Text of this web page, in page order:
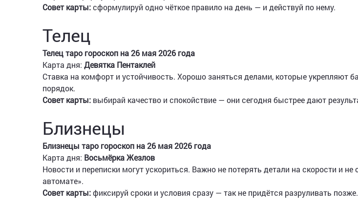
Совет карты:сформулируй одно чёткое правило на день — и действуй по нему.
Телец
Телец таро гороскоп на 26 мая 2026 года
Карта дня: Девятка Пентаклей
Ставка на комфорт и устойчивость. Хорошо заняться делами, которые укрепляют
порядок.
Совет карты: выбирай качество и спокойствие — они сегодня быстрее дают
Близнецы
Близнецы таро гороскоп на 26 мая 2026 года
Карта дня: Восьмёрка Жезлов
Новости и переписки могут ускориться. Важно не потерять детали на скорости и не
автомате».
Совет карты:фиксируй сроки и условия сразу — так не придётся разруливать позже.